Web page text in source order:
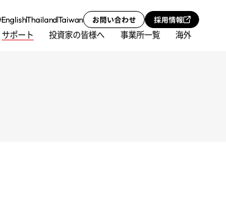
サポート 投資家の皆様へ 事業所一覧 海外
EnglishThailandTaiwan お問い合わせ 採用情報